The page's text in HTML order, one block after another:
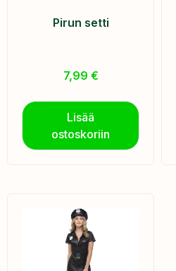
Pirun setti
7,99 €
Lisää
ostoskoriin